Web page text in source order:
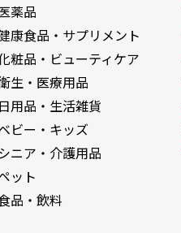
薬品
康食品・サプリメント
粧品・ビューティケア
生・医療用品
日用品・生活雑貨
ビー・キッズ
ニア・介護用品
ット
品・飲料